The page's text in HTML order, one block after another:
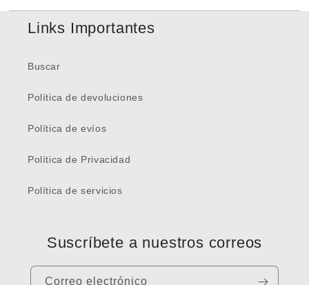
Links Importantes
Buscar
Política de devoluciones
Política de evíos
Política de Privacidad
Política de servicios
Suscríbete a nuestros correos
Correo electrónico